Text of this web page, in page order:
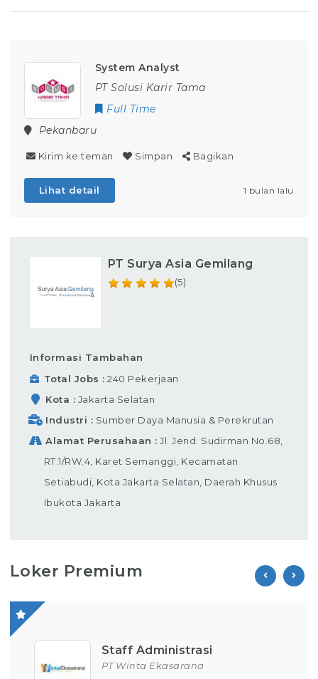
System Analyst
PT Solusi Karir Tama
Full Time
Pekanbaru
Kirim ke teman Simpan Bagikan
Lihat detail 1 bulan lalu
PT Surya Asia Gemilang
(5)
Informasi Tambahan
Total Jobs
240 Pekerjaan
Kota
Jakarta Selatan
Industri
Sumber Daya Manusia & Perekrutan
Alamat Perusahaan
Jl. Jend. Sudirman No.68,
RT.1/RW.4, Karet Semanggi, Kecamatan
Setiabudi, Kota Jakarta Selatan, Daerah Khusus
Ibukota Jakarta
Loker Premium
Staff Administrasi
PT Winta Ekasarana